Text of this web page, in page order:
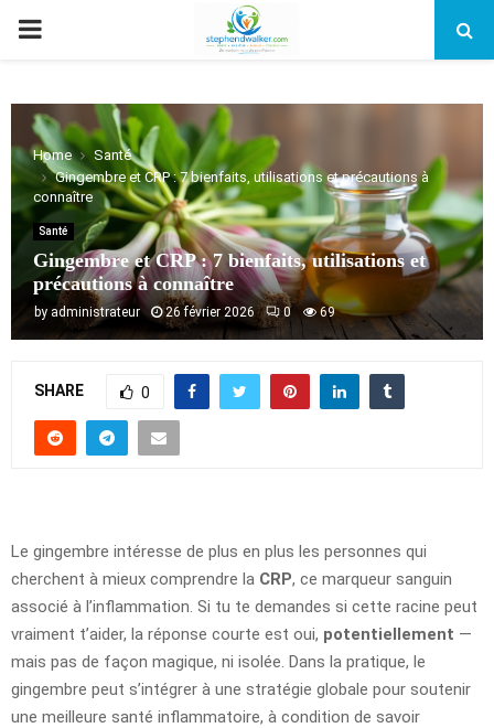
PRIMARY
Home
Santé
Gingembre et CRP : 7 bienfaits, utilisations et précautions à
connaître
Santé
Gingembre et CRP : 7 bienfaits, utilisations et
précautions à connaître
by administrateur 26 février 2026 0 69
SHARE 0
Le gingembre intéresse de plus en plus les personnes qui
cherchent à mieux comprendre la CRP, ce marqueur sanguin
associé à l’inflammation. Si tu te demandes si cette racine peut
vraiment t’aider, la réponse courte est oui, potentiellement —
mais pas de façon magique, ni isolée. Dans la pratique, le
gingembre peut s’intégrer à une stratégie globale pour soutenir
une meilleure santé inflammatoire, à condition de savoir